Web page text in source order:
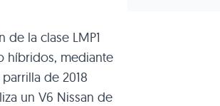
la clase LMP1
híbridos, mediante
de 2018
un V6 Nissan de